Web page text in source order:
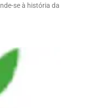
se à história da